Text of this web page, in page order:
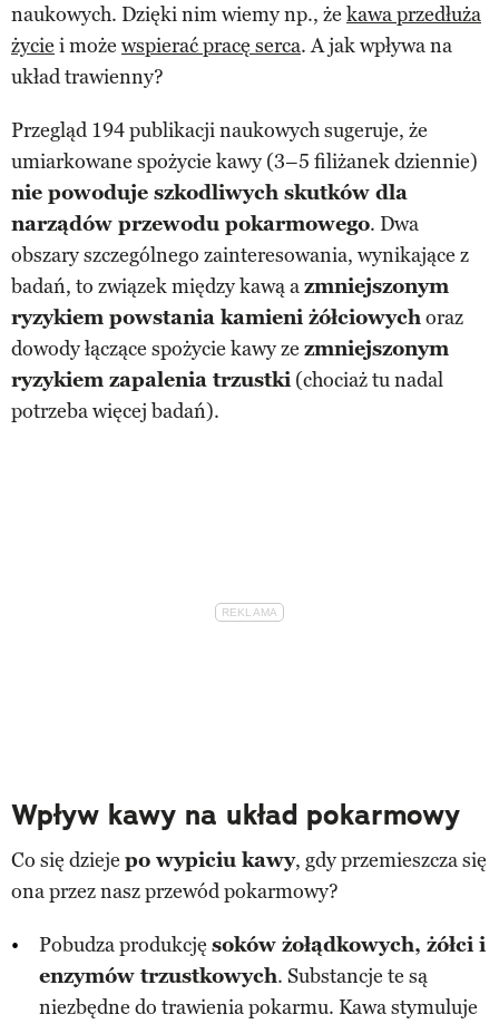
naukowych. Dzięki nim wiemy np., że kawa przedłuża
życie i może wspierać pracę serca. A jak wpływa na
układ trawienny?
Przegląd 194 publikacji naukowych sugeruje, że
umiarkowane spożycie kawy (3–5 filiżanek dziennie)
nie powoduje szkodliwych skutków dla
narządów przewodu pokarmowego. Dwa
obszary szczególnego zainteresowania, wynikające z
badań, to związek między kawą azmniejszonym
ryzykiem powstania kamieni żółciowychoraz
dowody łączące spożycie kawy ze zmniejszonym
ryzykiem zapalenia trzustki (chociaż tu nadal
potrzeba więcej badań).
Wpływ kawy na układ pokarmowy
Co się dzieje po wypiciu kawy, gdy przemieszcza się
ona przez nasz przewód pokarmowy?
Pobudza produkcję soków żołądkowych, żółci i
enzymów trzustkowych. Substancje te są
niezbędne do trawienia pokarmu. Kawa stymuluje